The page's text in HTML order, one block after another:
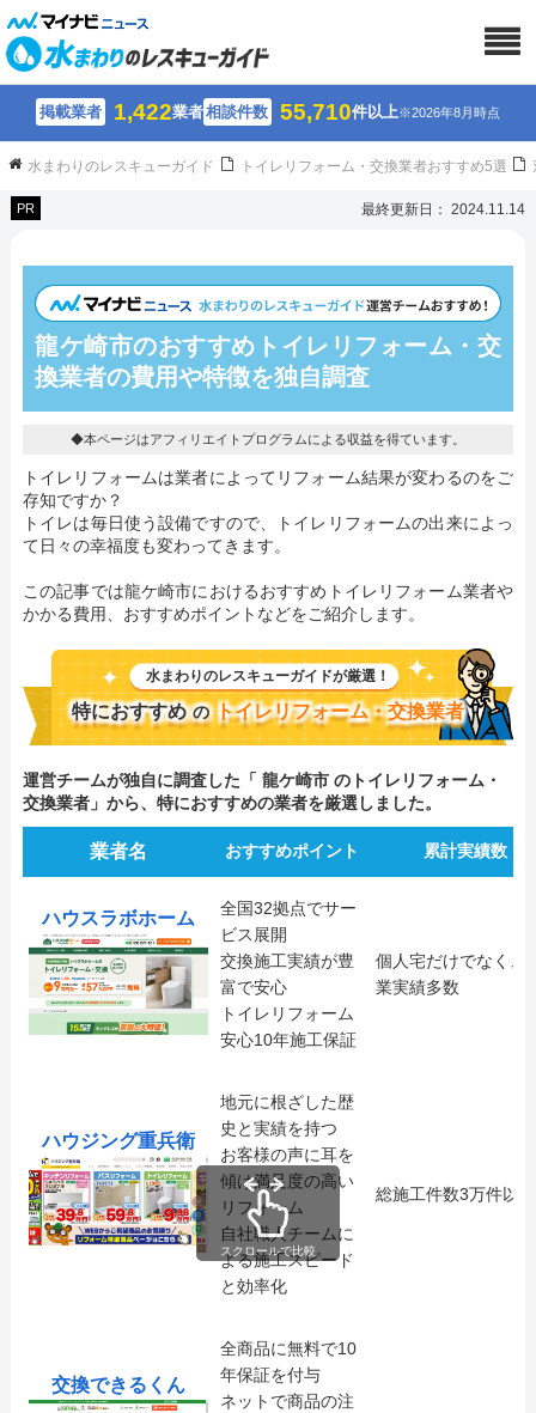
掲載業者 1,422業者相談件数 55,710件以上※2026年8月時点
水まわりのレスキューガイド トイレリフォーム・交換業者おすすめ5選
PR 最終更新日： 2024.11.14
龍ケ崎市のおすすめトイレリフォーム・交
換業者の費用や特徴を独自調査
◆本ページはアフィリエイトプログラムによる収益を得ています。
トイレリフォームは業者によってリフォーム結果が変わるのをご
存知ですか？
トイレは毎日使う設備ですので、トイレリフォームの出来によっ
て日々の幸福度も変わってきます。
この記事では龍ケ崎市におけるおすすめトイレリフォーム業者や
かかる費用、おすすめポイントなどをご紹介します。
水まわりのレスキューガイドが厳選！
特におすすめ の トイレリフォーム・交換業者
運営チームが独自に調査した「 龍ケ崎市 のトイレリフォーム・
交換業者」から、特におすすめの業者を厳選しました。
業者名 おすすめポイント 累計実績数
ハウスラボホーム
全国32拠点でサー
ビス展開
交換施工実績が豊
富で安心
トイレリフォーム
安心10年施工保証
個人宅だけでなく、
業実績多数
ハウジング重兵衛
地元に根ざした歴
史と実績を持つ
お客様の声に耳を
傾け満足度の高い
リフォーム
自社職人チームに
よる施工スピード
と効率化
総施工件数3万件以上
交換できるくん
全商品に無料で10
年保証を付与
ネットで商品の注
スクロールで比較